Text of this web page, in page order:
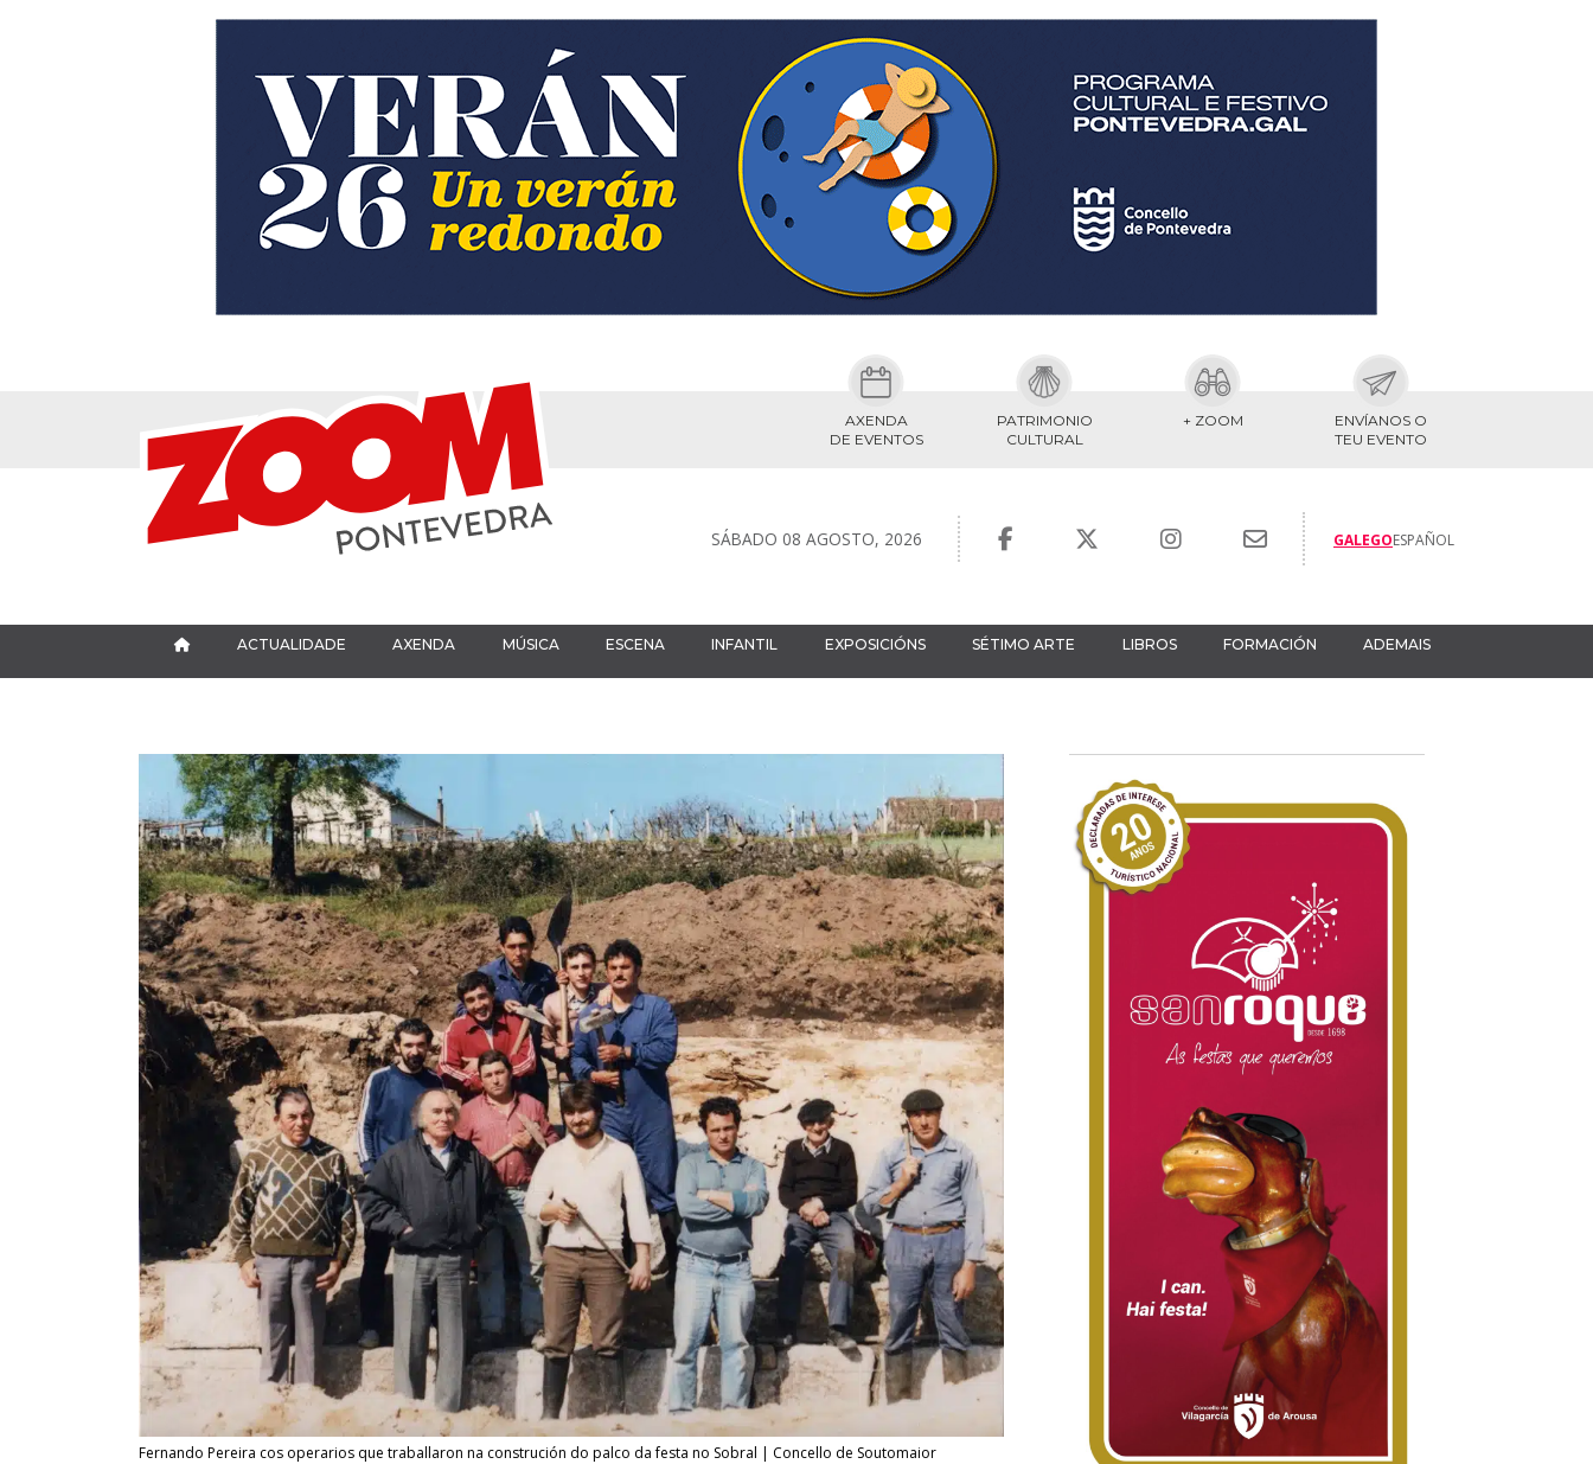
AXENDA
DE EVENTOS
PATRIMONIO
CULTURAL
+ ZOOM
ENVÍANOS O
TEU EVENTO
SÁBADO 08 AGOSTO, 2026 GALEGOESPAÑOL
ACTUALIDADE AXENDA MÚSICA ESCENA INFANTIL EXPOSICIÓNS SÉTIMO ARTE LIBROS FORMACIÓN ADEMAIS
Fernando Pereira cos operarios que traballaron na construción do palco da festa no Sobral | Concello de Soutomaior